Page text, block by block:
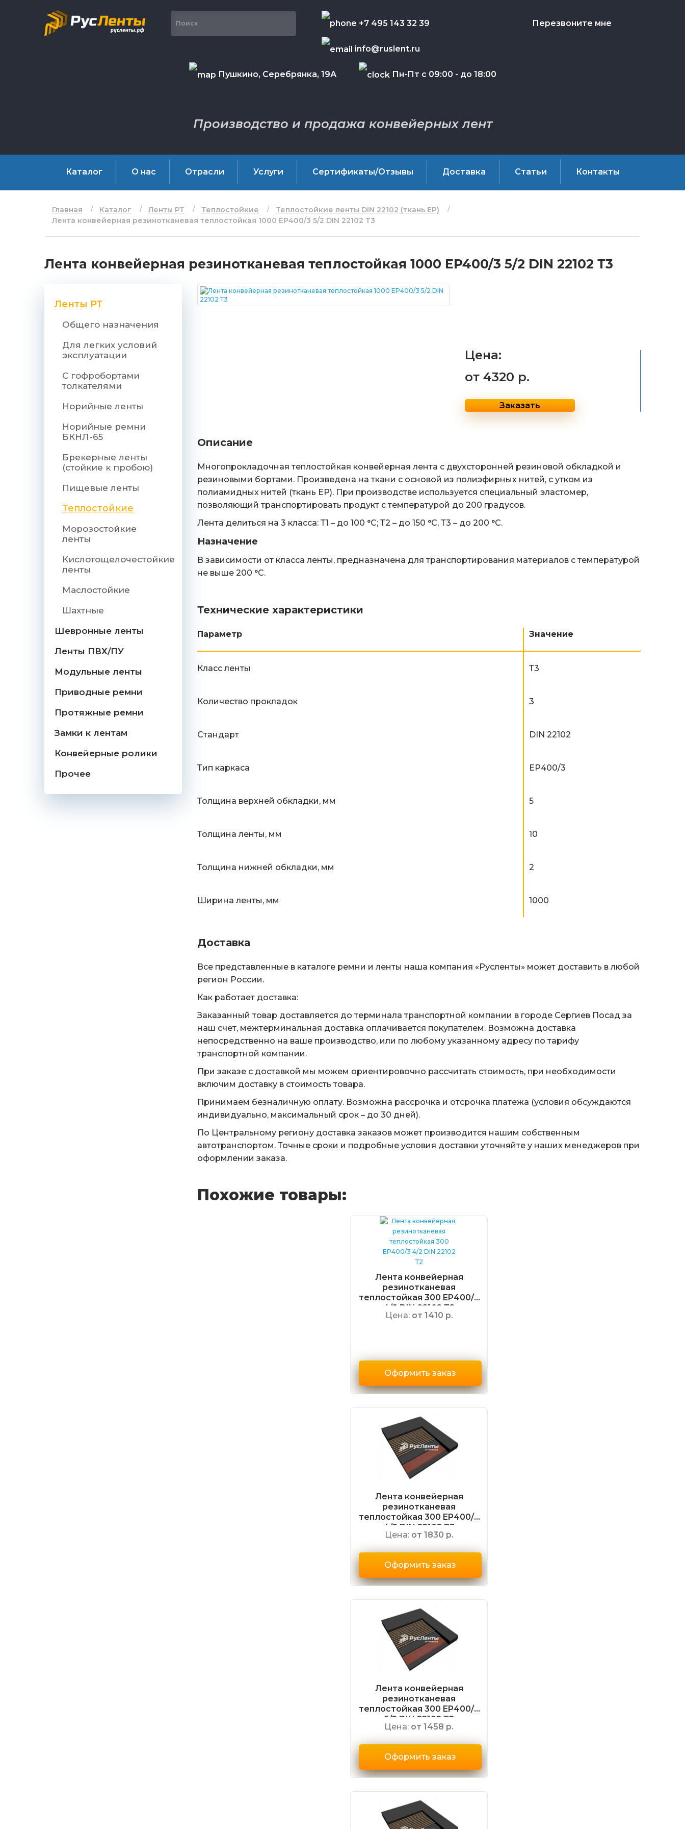
Пушкино, Серебрянка, 19А Пн-Пт с 09:00 - до 18:00
+7 495 143 32 39
info@ruslent.ru
Перезвоните мне
Производство и продажа конвейерных лент
Каталог О нас Отрасли Услуги Сертификаты/Отзывы Доставка Статьи Контакты
Главная Каталог Ленты РТ Теплостойкие
Теплостойкие ленты DIN 22102 (ткань EP)
Лента конвейерная резинотканевая теплостойкая 1000 EP400/3 5/2 DIN 22102 Т3
Лента конвейерная резинотканевая теплостойкая 1000 EP400/3 5/2 DIN 22102 Т3
Ленты РТ
Общего назначения
Для легких условий
эксплуатации
С гофробортами
толкателями
Норийные ленты
Норийные ремни
БКНЛ-65
Брекерные ленты
(стойкие к пробою)
Пищевые ленты
Теплостойкие
Морозостойкие
ленты
Кислотощелочестойкие
ленты
Маслостойкие
Шахтные
Шевронные ленты
Ленты ПВХ/ПУ
Модульные ленты
Приводные ремни
Протяжные ремни
Замки к лентам
Конвейерные ролики
Прочее
Цена:
от 4320 р.
Заказать
Описание
Многопрокладочная теплостойкая конвейерная лента с двухсторонней резиновой обкладкой и
резиновыми бортами. Произведена на ткани с основой из полиэфирных нитей, с утком из
полиамидных нитей (ткань ЕР). При производстве используется специальный эластомер,
позволяющий транспортировать продукт с температурой до 200 градусов.
Лента делиться на 3 класса: Т1 – до 100 °С; Т2 – до 150 °С, Т3 – до 200 °С.
Назначение
В зависимости от класса ленты, предназначена для транспортирования материалов с температурой
не выше 200 °С.
Технические характеристики
Параметр Значение
Класс ленты Т3
Количество прокладок 3
Стандарт DIN 22102
Тип каркаса EP400/3
Толщина верхней обкладки, мм 5
Толщина ленты, мм 10
Толщина нижней обкладки, мм 2
Ширина ленты, мм 1000
Доставка
Все представленные в каталоге ремни и ленты наша компания «Русленты» может доставить в любой
регион России.
Как работает доставка:
Заказанный товар доставляется до терминала транспортной компании в городе Сергиев Посад за
наш счет, межтерминальная доставка оплачивается покупателем. Возможна доставка
непосредственно на ваше производство, или по любому указанному адресу по тарифу
транспортной компании.
При заказе с доставкой мы можем ориентировочно рассчитать стоимость, при необходимости
включим доставку в стоимость товара.
Принимаем безналичную оплату. Возможна рассрочка и отсрочка платежа (условия обсуждаются
индивидуально, максимальный срок – до 30 дней).
По Центральному региону доставка заказов может производится нашим собственным
автотранспортом. Точные сроки и подробные условия доставки уточняйте у наших менеджеров при
оформлении заказа.
Похожие товары:
Лента конвейерная
резинотканевая
теплостойкая 300 EP400/3
4/2 DIN 22102 Т2
Цена: от 1410 р.
Оформить заказ
Лента конвейерная
резинотканевая
теплостойкая 300 EP400/3
4/2 DIN 22102 Т3
Цена: от 1830 р.
Оформить заказ
Лента конвейерная
резинотканевая
теплостойкая 300 EP400/3
5/2 DIN 22102 Т2
Цена: от 1458 р.
Оформить заказ